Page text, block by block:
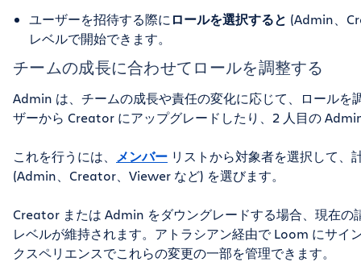
ユーザーを招待する際に ロールを選択すると (Admin、
レベルで開始できます。
チームの成長に合わせてロールを調整する
Admin は、チームの成長や責任の変化に応じて、ロールを
ザーから Creator にアップグレードしたり、2 人目の
これを行うには、 メンバー リストから対象者を選択して、
(Admin、Creator、Viewer など) を選びます。
Creator または Admin をダウングレードする場合、現在
レベルが維持されます。アトラシアン経由で Loom にサイ
クスペリエンスでこれらの変更の一部を管理できます。